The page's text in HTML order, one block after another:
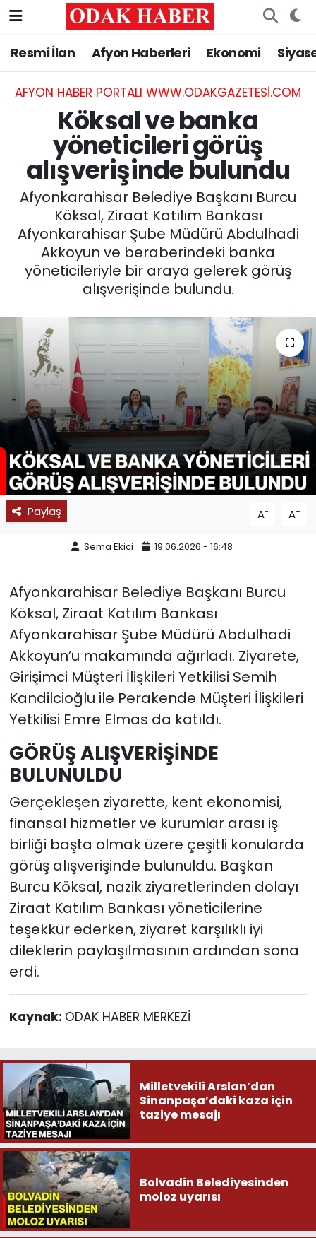
Resmi İlan Afyon Haberleri Ekonomi
AFYON HABER PORTALI WWW.ODAKGAZETESI.COM
Köksal ve banka
yöneticileri görüş
alışverişinde bulundu
Afyonkarahisar Belediye Başkanı Burcu
Köksal, Ziraat Katılım Bankası
Afyonkarahisar Şube Müdürü Abdulhadi
Akkoyun ve beraberindeki banka
yöneticileriyle bir araya gelerek görüş
alışverişinde bulundu.
Paylaş A- A+
Sema Ekici 19.06.2026 - 16:48
Afyonkarahisar Belediye Başkanı Burcu
Köksal, Ziraat Katılım Bankası
Afyonkarahisar Şube Müdürü Abdulhadi
Akkoyun’u makamında ağırladı. Ziyarete,
Girişimci Müşteri İlişkileri Yetkilisi Semih
Kandilcioğlu ile Perakende Müşteri İlişkileri
Yetkilisi Emre Elmas da katıldı.
GÖRÜŞ ALIŞVERİŞİNDE
BULUNULDU
Gerçekleşen ziyarette, kent ekonomisi,
finansal hizmetler ve kurumlar arası iş
birliği başta olmak üzere çeşitli konularda
görüş alışverişinde bulunuldu. Başkan
Burcu Köksal, nazik ziyaretlerinden dolayı
Ziraat Katılım Bankası yöneticilerine
teşekkür ederken, ziyaret karşılıklı iyi
dileklerin paylaşılmasının ardından sona
erdi.
Kaynak: ODAK HABER MERKEZİ
Milletvekili Arslan’dan
Sinanpaşa’daki kaza için
taziye mesajı
Bolvadin Belediyesinden
moloz uyarısı
AFYONKARAHİSAR HABERLERİ
Resmi İlan
ASAYİŞ
GÜNCEL
SİYASET
EĞİTİM
MAGAZİN
SPOR
11:11 MANŞET
Nöbetçi Eczaneler
Hava Durumu
Trafik Durumu
Süper Lig Puan Durumu ve Fikstür
Tüm Manşetler
Son Dakika Haberleri
Haber Arşivi